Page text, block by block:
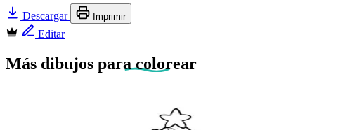
Descargar Imprimir
Editar
Más dibujos para colorear